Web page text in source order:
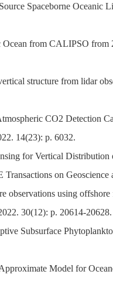
Spaceborne Oceanic
from CALIPSO from
structure from lidar
CO2 Detection
14(23): p. 6032.
for Vertical
on
observations using
30(12): p. 20614-20628.
Subsurface
Model for